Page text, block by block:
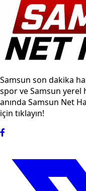
Samsun son dakika
spor ve Samsun
anında Samsun Net
için tıklayın!